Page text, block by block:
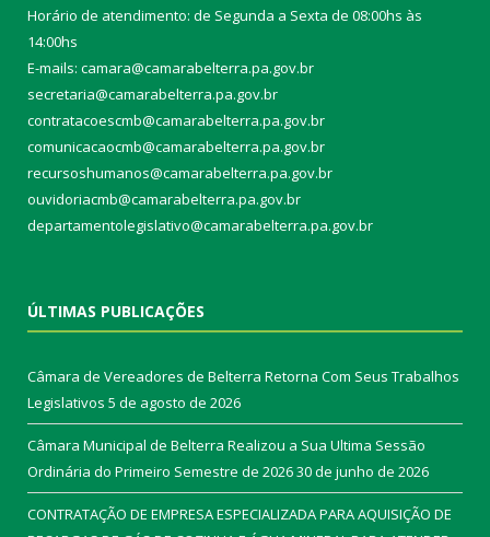
Horário de atendimento: de Segunda a Sexta de 08:00hs às
14:00hs
E-mails: camara@camarabelterra.pa.gov.br
secretaria@camarabelterra.pa.gov.br
contratacoescmb@camarabelterra.pa.gov.br
comunicacaocmb@camarabelterra.pa.gov.br
recursoshumanos@camarabelterra.pa.gov.br
ouvidoriacmb@camarabelterra.pa.gov.br
departamentolegislativo@camarabelterra.pa.gov.br
ÚLTIMAS PUBLICAÇÕES
Câmara de Vereadores de Belterra Retorna Com Seus Trabalhos
Legislativos 5 de agosto de 2026
Câmara Municipal de Belterra Realizou a Sua Ultima Sessão
Ordinária do Primeiro Semestre de 202630 de junho de 2026
CONTRATAÇÃO DE EMPRESA ESPECIALIZADA PARA AQUISIÇÃO DE